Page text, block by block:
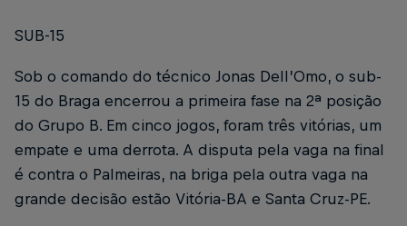
SUB-15
Sob o comando do técnico Jonas Dell’Omo, o sub-
15 do Braga encerrou a primeira fase na 2ª posição
do Grupo B. Em cinco jogos, foram três vitórias, um
empate e uma derrota. A disputa pela vaga na final
é contra o Palmeiras, na briga pela outra vaga na
grande decisão estão Vitória-BA e Santa Cruz-PE.